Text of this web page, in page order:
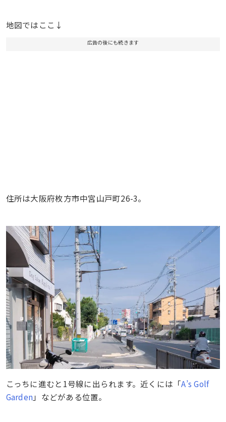
地図ではここ↓
広告の後にも続きます
住所は大阪府枚方市中宮山戸町26-3。
こっちに進むと1号線に出られます。近くには「A’s Golf
Garden」などがある位置。